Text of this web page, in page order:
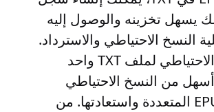
يسهل تخزينه والوصول إليه
النسخ الاحتياطي والاسترداد.
يعد النسخ الاحتياطي لملف TXT واحد
من النسخ الاحتياطي
لملفات EPUB المتعددة واستعادتها. من